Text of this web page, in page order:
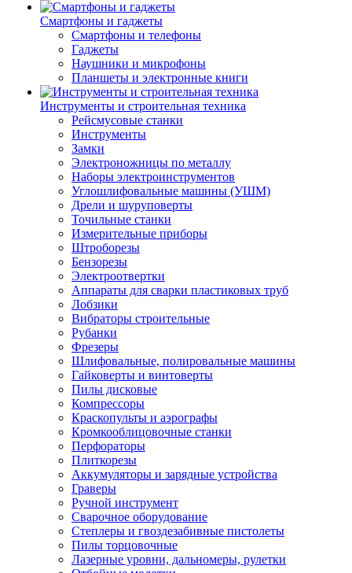
Смартфоны и гаджеты
Смартфоны и телефоны
Гаджеты
Наушники и микрофоны
Планшеты и электронные книги
Инструменты и строительная техника
Рейсмусовые станки
Инструменты
Замки
Электроножницы по металлу
Наборы электроинструментов
Углошлифовальные машины (УШМ)
Дрели и шуруповерты
Точильные станки
Измерительные приборы
Штроборезы
Бензорезы
Электроотвертки
Аппараты для сварки пластиковых труб
Лобзики
Вибраторы строительные
Рубанки
Фрезеры
Шлифовальные, полировальные машины
Гайковерты и винтоверты
Пилы дисковые
Компрессоры
Краскопульты и аэрографы
Кромкооблицовочные станки
Перфораторы
Плиткорезы
Аккумуляторы и зарядные устройства
Граверы
Ручной инструмент
Сварочное оборудование
Степлеры и гвоздезабивные пистолеты
Пилы торцовочные
Лазерные уровни, дальномеры, рулетки